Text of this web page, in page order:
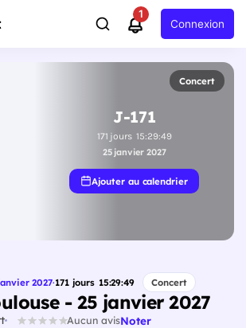
1
Connexion
Concert
J-171
171 jours 15:29:48
25 janvier 2027
Ajouter au calendrier
2027·171jours 15:29:48 Concert
- 25 janvier 2027
Aucun avisNoter